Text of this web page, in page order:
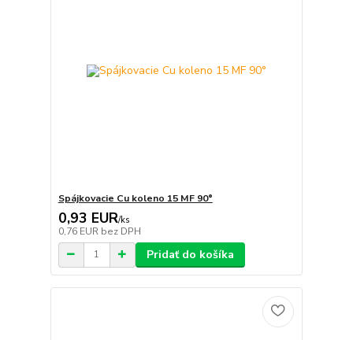
Spájkovacie Cu koleno 15 MF 90°
0,93 EUR/ks
0,76 EUR bez DPH
Pridať do košíka